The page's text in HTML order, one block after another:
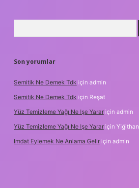
Son yorumlar
Semitik Ne Demek Tdk için admin
Semitik Ne Demek Tdk için Reşat
Yüz Temizleme Yağı Ne Işe Yarar için admin
Yüz Temizleme Yağı Ne Işe Yarar için Yiğithan
Imdat Eylemek Ne Anlama Gelir için admin